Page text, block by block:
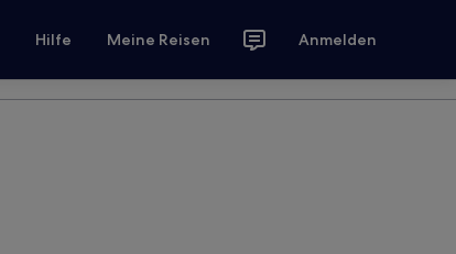
Hilfe Meine Reisen Anmelden